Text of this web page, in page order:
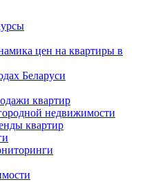
цен на квартиры в
Беларуси
квартир
недвижимости
квартир